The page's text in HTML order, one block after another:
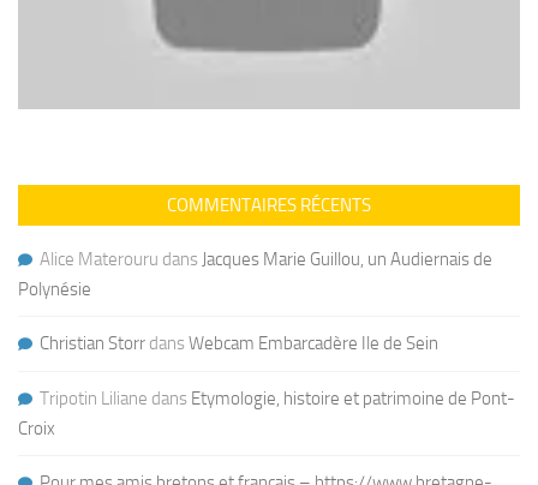
COMMENTAIRES RÉCENTS
Alice Materouru dans Jacques Marie Guillou, un Audiernais de
Polynésie
Christian Storr dans Webcam Embarcadère Ile de Sein
Tripotin Liliane dans Etymologie, histoire et patrimoine de Pont-
Croix